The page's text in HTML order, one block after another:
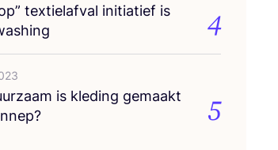
tex­tiel­af­val ini­ti­a­tief is
4
is kle­ding gemaakt
5